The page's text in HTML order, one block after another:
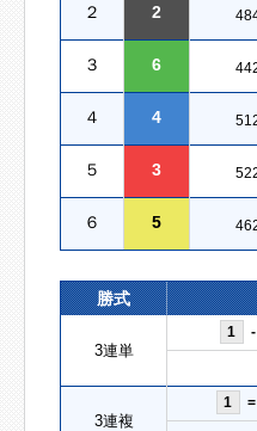
２ 2
３ 6
４ 4
５ 3
６ 5
勝式
3連単
1 -
3連複
1 =